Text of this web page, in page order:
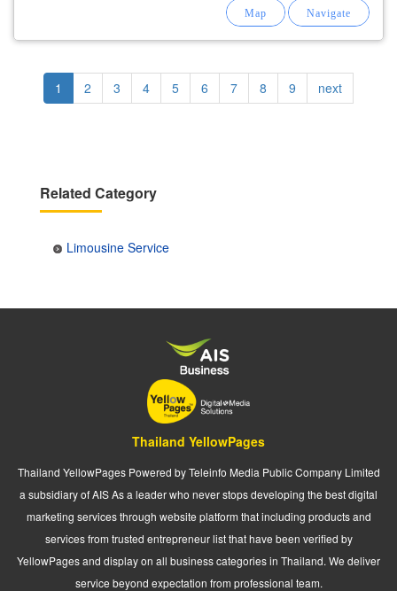
Pagination
Current
page
1 Page
2 Page
3 Page
4 Page
5 Page
6 Page
7 Page
8 Page
9
Next
page
next
Related Category
Limousine Service
Thailand YellowPages
Thailand YellowPages Powered by Teleinfo Media Public Company Limited
a subsidiary of AIS As a leader who never stops developing the best digital
marketing services through website platform that including products and
services from trusted entrepreneur list that have been verified by
YellowPages and display on all business categories in Thailand. We deliver
service beyond expectation from professional team.